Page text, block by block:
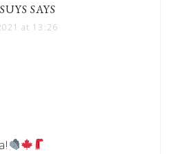
SAYS
at 13:26